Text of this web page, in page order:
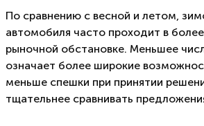
По сравнению с весной и летом,
автомобиля часто проходит в
рыночной обстановке. Меньшее
означает более широкие
меньше спешки при принятии
тщательнее сравнивать